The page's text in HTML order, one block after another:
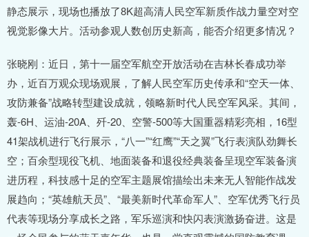
静态展示，现场也播放了8K超高清人民空军新质作战力量空对空
视觉影像大片。活动参观人数创历史新高，能否介绍更多情况？
张晓刚：近日，第十一届空军航空开放活动在吉林长春成功举
办，近百万观众现场观展，了解人民空军历史传承和“空天一体、
攻防兼备”战略转型建设成就，领略新时代人民空军风采。其间，
轰-6H、运油-20A、歼-20、空警-500等大国重器精彩亮相，16型
41架战机进行飞行展示，“八一”“红鹰”“天之翼”飞行表演队劲舞长
空；百余型现役飞机、地面装备和退役经典装备呈现空军装备演
进历程，科技感十足的空军主题展馆描绘出未来无人智能作战发
展趋向；“英雄航天员”、“最美新时代革命军人”、空军优秀飞行员
代表等现场分享成长之路，军乐巡演和快闪表演激扬奋进。这是